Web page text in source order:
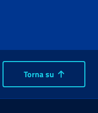
Torna su